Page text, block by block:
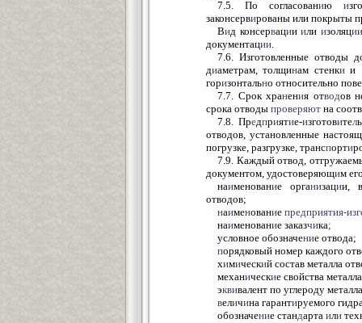
7.5. По согласованию и
законсервированы или покрыты
Вид консервацииилиизоляц
документации.
7.6. Изготовленные отводы
диаметрам, толщинам стенкии
горизонтально относительно
7.7. Срок хранения отводов
срока отводы проверяют на
7.8. Предприятие-изготовител
отводов, установленные настоящ
погрузке, разгрузке, транспорти
7.9. Каждый отвод,
документом, удостоверяющим
наименование организации,
отводов;
наименование предприятия-
наименование заказчика;
условное обозначение отвода;
порядковый номер каждого
химический состав металла
механические свойства
эквивалент по углероду
величина гарантируемого
обозначение стандарта или